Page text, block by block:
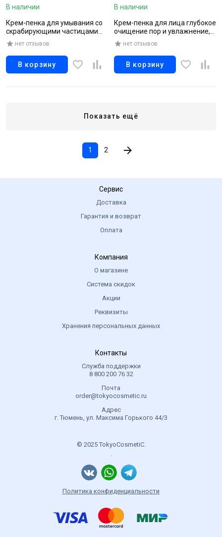
В наличии
Крем-пенка для умывания со
скрабирующими частицами
выравнивающая тон кожи с
витамином С 150 г
нет отзывов
В корзину
В наличии
Крем-пенка для лица глубокое
очищение пор и увлажнение,
100 гнет отзывов
В корзину
Показать ещё
1 2
Сервис
Доставка
Гарантия и возврат
Оплата
Компания
О магазине
Система скидок
Акции
Реквизиты
Хранения персональных данных
Контакты
Служба поддержки
8 800 200 76 32
Почта
order@tokyocosmetic.ru
Адрес
г. Тюмень, ул. Максима Горького 44/3
© 2025 TokyoCosmetiC.
.
Политика конфиденциальности